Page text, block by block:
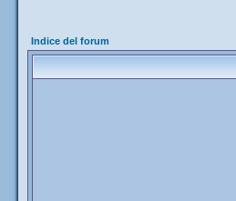
Indice del forum